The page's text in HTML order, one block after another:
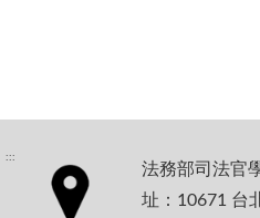
:::
法務部司法官
址：10671 台